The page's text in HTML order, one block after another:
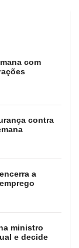
com
contra
a
ministro
e decide